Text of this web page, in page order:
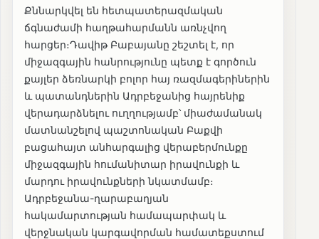
Քննարկվել են հետպատերազմական
ճգնաժամի հաղթահարմանն առնչվող
հարցեր։Դավիթ Բաբայանը շեշտել է, որ
միջազգային հանրությունը պետք է գործուն
քայլեր ձեռնարկի բոլոր հայ ռազմագերիներին
և պատանդներին Ադրբեջանից հայրենիք
վերադարձնելու ուղղությամբ՝ միաժամանակ
մատնանշելով պաշտոնական Բաքվի
բացահայտ անհարգալից վերաբերմունքը
միջազգային հումանիտար իրավունքի և
մարդու իրավունքների նկատմամբ։
Ադրբեջանա-ղարաբաղյան
հակամարտության համապարփակ և
վերջնական կարգավորման համատեքստում